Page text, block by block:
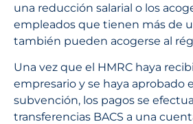
una reducción salarial o los
empleados que tienen más de
también pueden acogerse al
Una vez que el HMRC haya
empresario y se haya aprobado
subvención, los pagos se
transferencias BACS a una